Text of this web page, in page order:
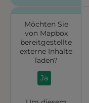
Möchten Sie
von Mapbox
bereitgestellte
externe Inhalte
laden?
Ja